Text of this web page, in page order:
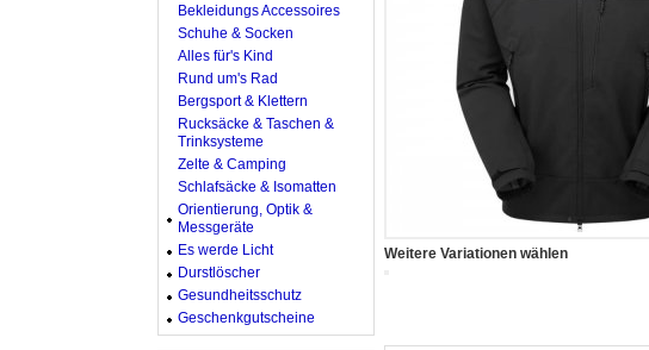
Weitere Variationen wählen
Bekleidungs Accessoires
Schuhe & Socken
Alles für's Kind
Rund um's Rad
Bergsport & Klettern
Rucksäcke & Taschen &
Trinksysteme
Zelte & Camping
Schlafsäcke & Isomatten
Orientierung, Optik &
Messgeräte
Es werde Licht
Durstlöscher
Gesundheitsschutz
Geschenkgutscheine